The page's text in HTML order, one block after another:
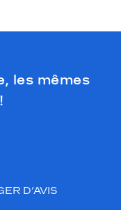
les mêmes
D’AVIS